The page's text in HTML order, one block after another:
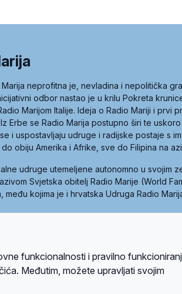
neprofitna je, nevladina i nepolitička
odbor nastao je u krilu Pokreta
Marijom Italije. Ideja o Radio Mariji i prvi
Erbe se Radio Marija postupno širi te
i uspostavljaju udruge i radijske postaje s
obiju Amerika i Afrike, sve do Filipina na
udruge utemeljene autonomno u svojim
Svjetska obitelj Radio Marije (World
među kojima je i hrvatska Udruga Radio
funkcionalnosti i pravilno
Međutim, možete upravljati svojim